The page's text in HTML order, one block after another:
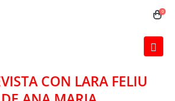
0
CON LARA FELIU